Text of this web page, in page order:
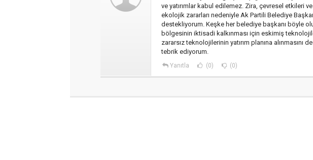
ve yatırımlar kabul edilemez. Zira, çevresel etkileri
ekolojik zararları nedeniyle Ak Partili Belediye
destekliyorum. Keşke her belediye başkanı böyle
bölgesinin iktisadi kalkınması için eskimiş
zararsız teknolojilerinin yatırım planına alınmasını
tebrik ediyorum.
Yanıtla (0) (0)